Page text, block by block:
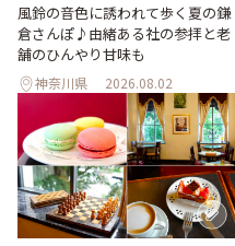
風鈴の音色に誘われて歩く夏の鎌
倉さんぽ♪由緒ある社の参拝と老
舗のひんやり甘味も
神奈川県 2026.08.02